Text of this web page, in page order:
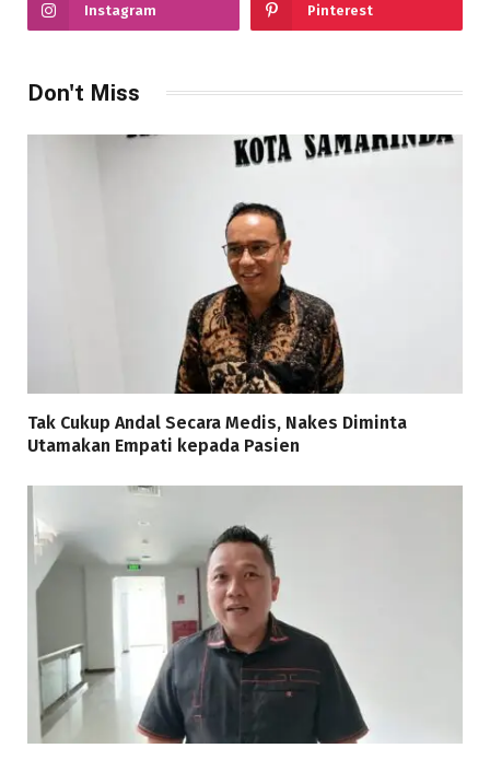
Instagram Pinterest
Don't Miss
Tak Cukup Andal Secara Medis, Nakes Diminta
Utamakan Empati kepada Pasien